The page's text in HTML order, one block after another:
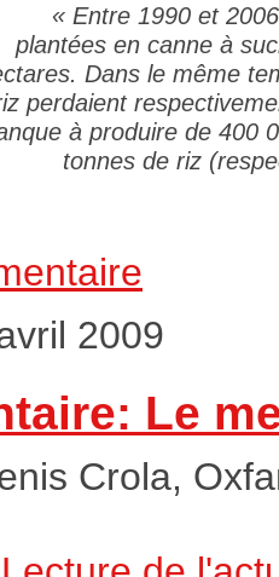
« Entre 1990 et
plantées en canne à
Dans le même
perdaient
à produire de 400
tonnes de riz
2009
Le
Crola,